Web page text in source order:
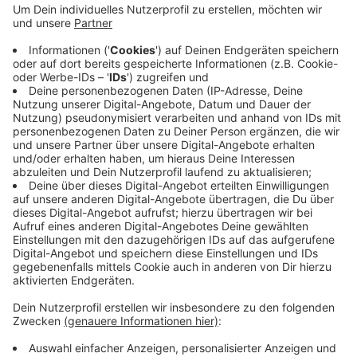
wird ermittelt, der Hauptverdächtige wurde
Beteiligten vor, Sozialabgaben veruntreut zu
haben. Die Firmen sind in der Personal-
Dienstleistung vor allem auf dem Bau tätig. Mehr
als 180 000 Euro wurden heute gepfändet bzw.
beschlagnahmt.
Veröffentlicht:Donnerstag, 24.06.2021 18:34
Anzeige